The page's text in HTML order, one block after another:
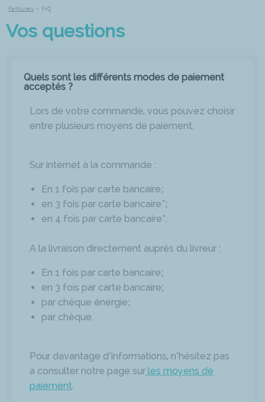
Particuliers > FAQ
Vos questions
Quels sont les différents modes de paiement
acceptés ?
Lors de votre commande, vous pouvez choisir
entre plusieurs moyens de paiement.
Sur internet à la commande :
En 1 fois par carte bancaire;
en 3 fois par carte bancaire*;
en 4 fois par carte bancaire*.
A la livraison directement auprès du livreur :
En 1 fois par carte bancaire;
en 3 fois par carte bancaire;
par chèque énergie;
par chèque.
Pour davantage d’informations, n’hésitez pas
à consulter notre page sur les moyens de
paiement.